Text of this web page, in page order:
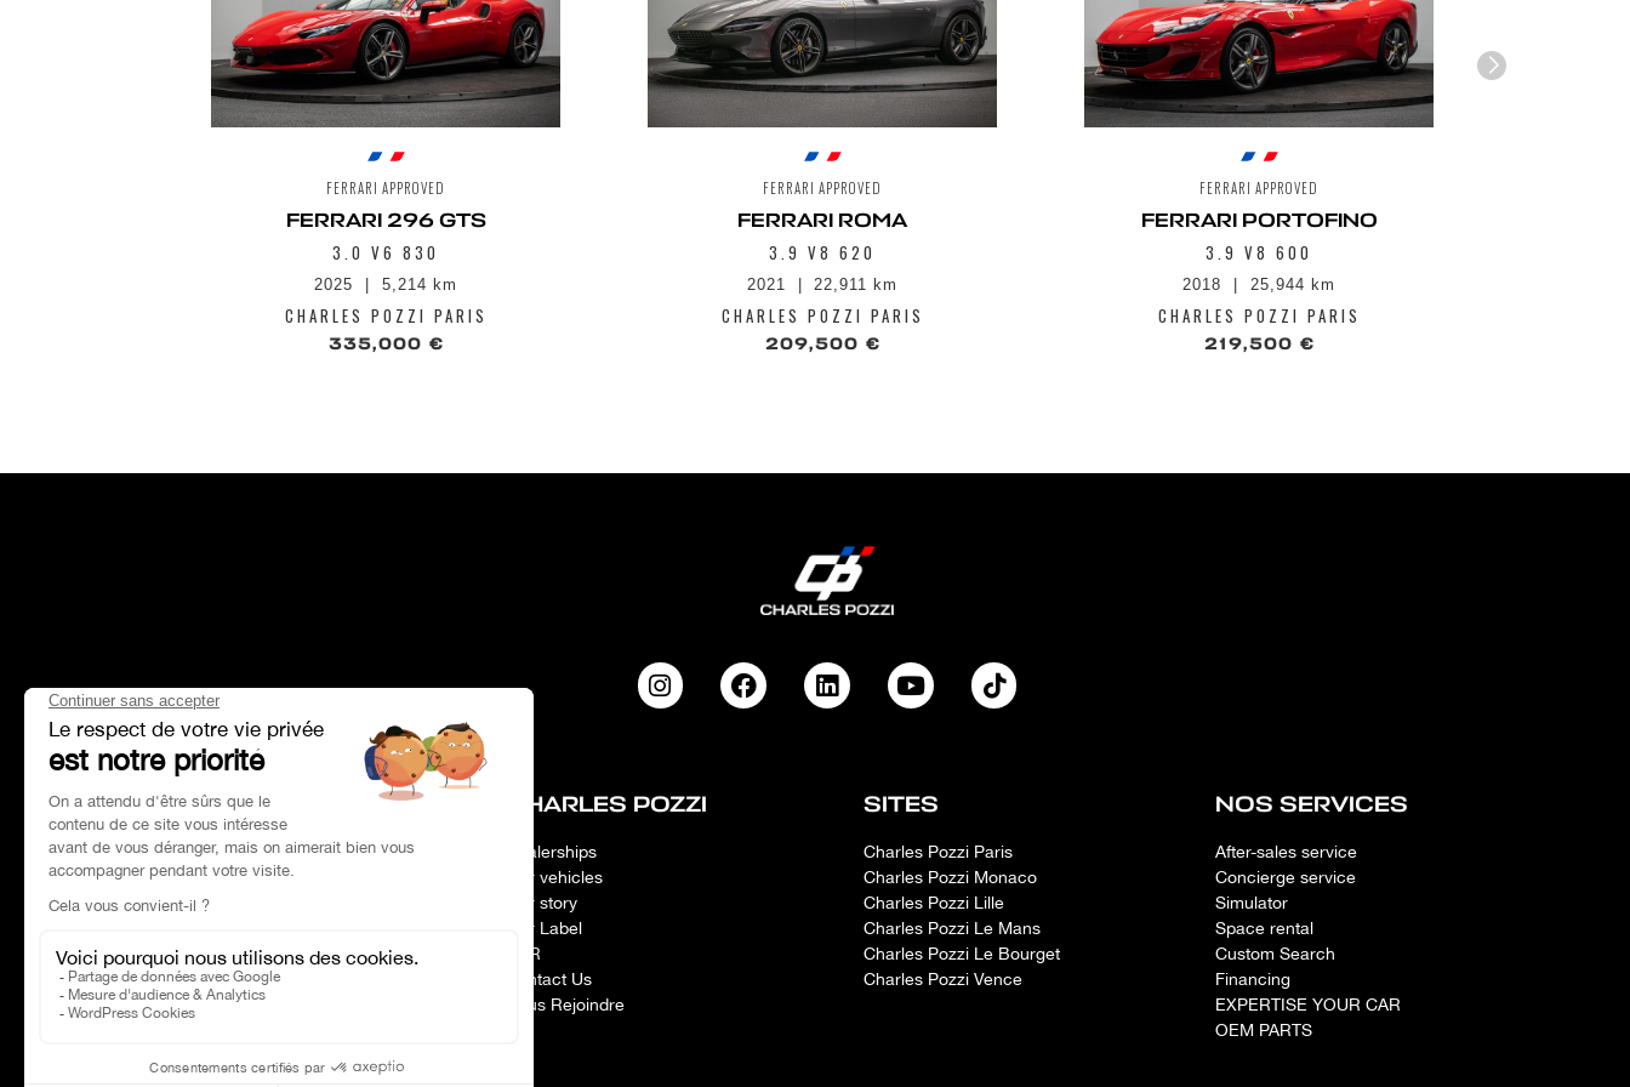
FERRARI APPROVED
FERRARI 296 GTS
3.0 V6 830
2025 5,214 km
CHARLES POZZI PARIS
335,000 €
FERRARI APPROVED
FERRARI ROMA
3.9 V8 620
2021 22,911 km
CHARLES POZZI PARIS
209,500 €
FERRARI APPROVED
FERRARI PORTOFINO
3.9 V8 600
2018 25,944 km
CHARLES POZZI PARIS
219,500 €
HEAD OFFICE
AddressParis 75017
Phone number01 47 39 96 50
Opening hours:
CHARLES POZZI
Dealerships
Our vehicles
Our story
Our Label
CSR
Contact Us
Nous Rejoindre
SITES
Charles Pozzi Paris
Charles Pozzi Monaco
Charles Pozzi Lille
Charles Pozzi Le Mans
Charles Pozzi Le Bourget
Charles Pozzi Vence
NOS SERVICES
After-sales service
Concierge service
Simulator
Space rental
Custom Search
Financing
EXPERTISE YOUR CAR
OEM PARTS